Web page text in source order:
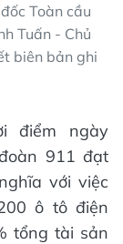
Toàn cầu
Tuấn - Chủ
biên bản ghi
điểm ngày
911 đạt
với việc
ô tô điện
tổng tài sản